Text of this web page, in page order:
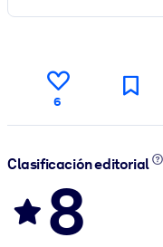
6
Clasificación editorial
8